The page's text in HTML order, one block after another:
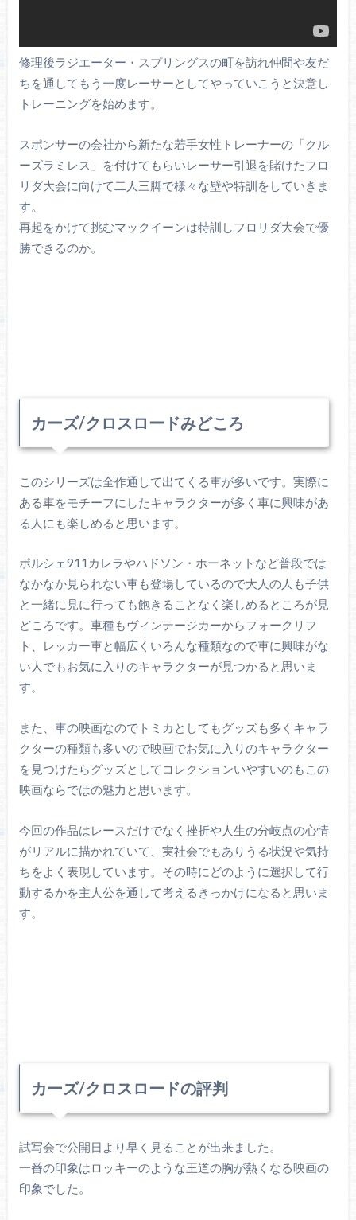
修理後ラジエーター・スプリングスの町を訪れ仲間や友だ
ちを通してもう一度レーサーとしてやっていこうと決意し
トレーニングを始めます。
スポンサーの会社から新たな若手女性トレーナーの「クル
ーズラミレス」を付けてもらいレーサー引退を賭けたフロ
リダ大会に向けて二人三脚で様々な壁や特訓をしていきま
す。
再起をかけて挑むマックイーンは特訓しフロリダ大会で優
勝できるのか。
カーズ/クロスロードみどころ
このシリーズは全作通して出てくる車が多いです。実際に
ある車をモチーフにしたキャラクターが多く車に興味があ
る人にも楽しめると思います。
ポルシェ911カレラやハドソン・ホーネットなど普段では
なかなか見られない車も登場しているので大人の人も子供
と一緒に見に行っても飽きることなく楽しめるところが見
どころです。車種もヴィンテージカーからフォークリフ
ト、レッカー車と幅広くいろんな種類なので車に興味がな
い人でもお気に入りのキャラクターが見つかると思いま
す。
また、車の映画なのでトミカとしてもグッズも多くキャラ
クターの種類も多いので映画でお気に入りのキャラクター
を見つけたらグッズとしてコレクションいやすいのもこの
映画ならではの魅力と思います。
今回の作品はレースだけでなく挫折や人生の分岐点の心情
がリアルに描かれていて、実社会でもありうる状況や気持
ちをよく表現しています。その時にどのように選択して行
動するかを主人公を通して考えるきっかけになると思いま
す。
カーズ/クロスロードの評判
試写会で公開日より早く見ることが出来ました。
一番の印象はロッキーのような王道の胸が熱くなる映画の
印象でした。